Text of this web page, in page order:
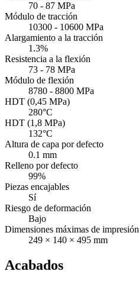
70 - 87 MPa
Módulo de tracción
10300 - 10600 MPa
Alargamiento a la tracción
1.3%
Resistencia a la flexión
73 - 78 MPa
Módulo de flexión
8780 - 8800 MPa
HDT (0,45 MPa)
280°C
HDT (1,8 MPa)
132°C
Altura de capa por defecto
0.1 mm
Relleno por defecto
99%
Piezas encajables
Sí
Riesgo de deformación
Bajo
Dimensiones máximas de impresión
249 × 140 × 495 mm
Acabados